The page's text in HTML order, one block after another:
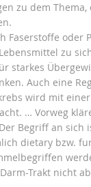
zu dem
Faserstoffe oder
zu
starkes
Auch eine
wird mit
… Vorweg
Begriff an sich
dietary bzw.
Trakt nicht